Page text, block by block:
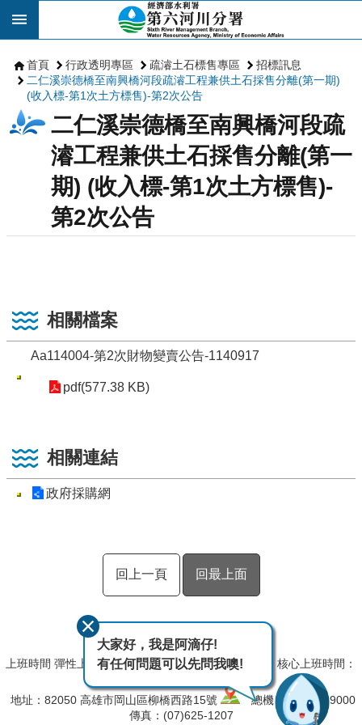
跳到主要內容區塊
首頁 行政透明專區 疏濬土石標售專區
招標訊息
二仁溪崇德橋至南興橋河段疏濬工程兼供土石採售分離(第一期)
(收入標-第1次土方標售)-第2次公告
二仁溪崇德橋至南興橋河段疏
濬工程兼供土石採售分離(第一
期) (收入標-第1次土方標售)-
第2次公告
相關檔案
Aa114004-第2次財物變賣公告-1140917
pdf(577.38 KB)
相關連結
政府採購網
回上一頁 回最上面
上班時間 彈性上班時間：08:00~09:00,17:00~18:00﹔核心上班時間：
地址：82050 高雄市岡山區柳橋西路15號
總機：(07)627-9000
傳真：(07)625-1207
大家好，我是阿滴仔!
有任何問題可以先問我噢!